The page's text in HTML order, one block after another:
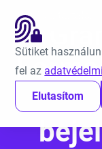
Sütiket
fel az
Elutasítom
Ugrás a